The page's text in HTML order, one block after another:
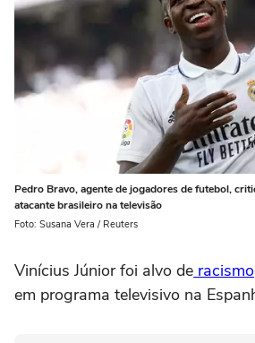
Pedro Bravo, agente de jogadores de futebol,
atacante brasileiro na televisão
Foto: Susana Vera / Reuters
Vinícius Júnior foi alvo de racismo
em programa televisivo na